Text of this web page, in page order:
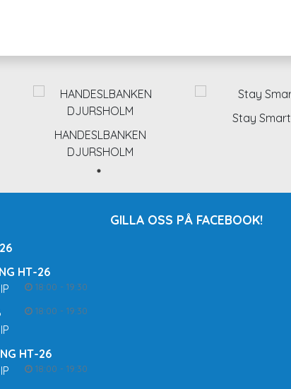
HANDESLBANKEN
DJURSHOLM
Stay Smart
HT-26
18:00 - 19:30
18:00 - 19:30
HT-26
18:00 - 19:30
GILLA OSS PÅ FACEBOOK!